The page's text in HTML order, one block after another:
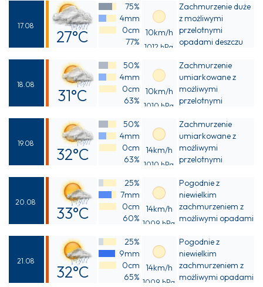
27°C
17.08
27°C
30°C
75%
4mm
0cm
77%
10km/h
1012 hPa
Zachmurzenie duże
z możliwymi
przelotnymi
opadami deszczu
18.08
31°C
35°C
50%
4mm
0cm
63%
10km/h
1010 hPa
Zachmurzenie
umiarkowane z
możliwymi
przelotnymi
19.08
32°C
36°C
50%
4mm
0cm
63%
14km/h
1010 hPa
Zachmurzenie
umiarkowane z
możliwymi
przelotnymi
20.08
33°C
37°C
25%
7mm
0cm
60%
14km/h
1009 hPa
Pogodnie z
niewielkim
zachmurzeniem z
możliwymi opadami
21.08
32°C
25%
9mm
0cm
65%
14km/h
1009 hPa
Pogodnie z
niewielkim
zachmurzeniem z
możliwymi opadami